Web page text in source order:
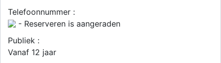
Telefoonnummer :
- Reserveren is aangeraden
Publiek :
Vanaf 12 jaar